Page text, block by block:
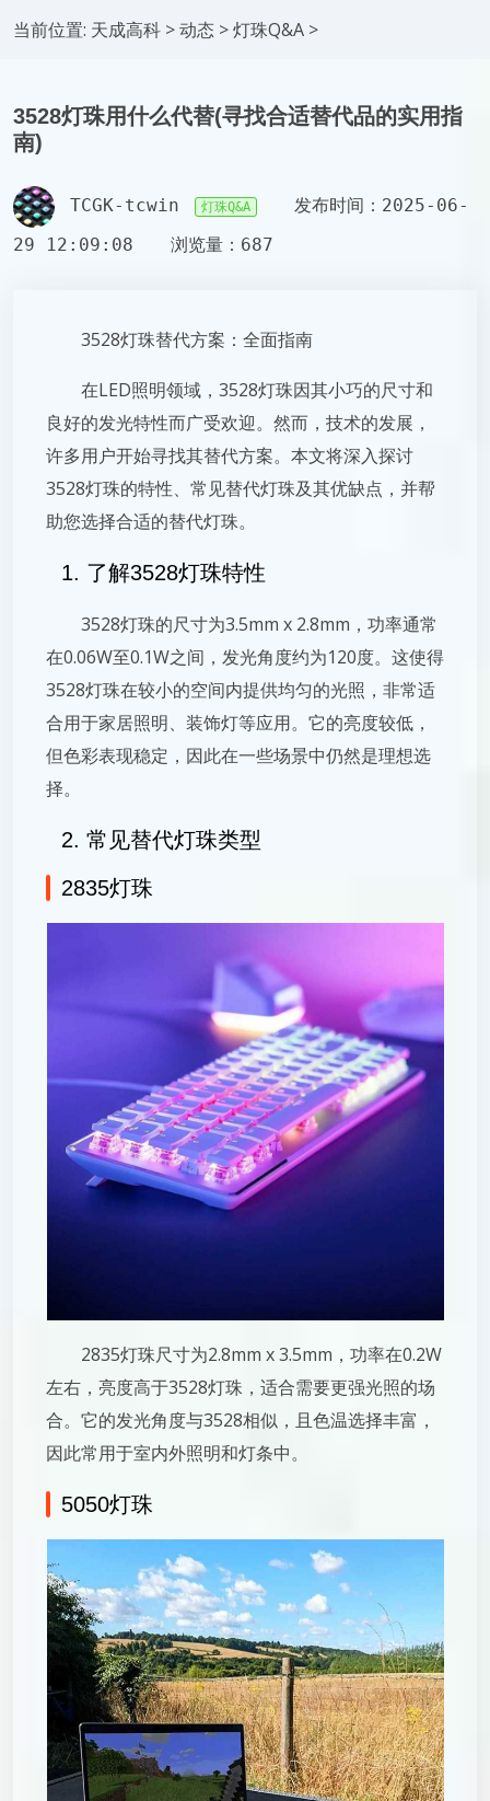
当前位置: 天成高科 >动态 >灯珠Q&A >
3528灯珠用什么代替(寻找合适替代品的实用指
南)
TCGK-tcwin 灯珠Q&A
发布时间：2025-06-
29 12:09:08
浏览量：687
3528灯珠替代方案：全面指南
在LED照明领域，3528灯珠因其小巧的尺寸和
良好的发光特性而广受欢迎。然而，技术的发展，
许多用户开始寻找其替代方案。本文将深入探讨
3528灯珠的特性、常见替代灯珠及其优缺点，并帮
助您选择合适的替代灯珠。
1. 了解3528灯珠特性
3528灯珠的尺寸为3.5mm x 2.8mm，功率通常
在0.06W至0.1W之间，发光角度约为120度。这使得
3528灯珠在较小的空间内提供均匀的光照，非常适
合用于家居照明、装饰灯等应用。它的亮度较低，
但色彩表现稳定，因此在一些场景中仍然是理想选
择。
2. 常见替代灯珠类型
2835灯珠
2835灯珠尺寸为2.8mm x 3.5mm，功率在0.2W
左右，亮度高于3528灯珠，适合需要更强光照的场
合。它的发光角度与3528相似，且色温选择丰富，
因此常用于室内外照明和灯条中。
5050灯珠